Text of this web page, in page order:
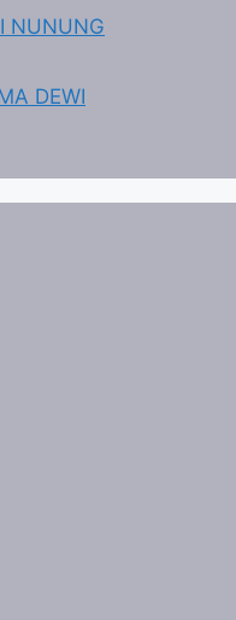
NUNUNG
DEWI